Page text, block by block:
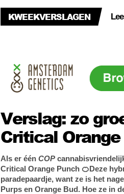
KWEEKVERSLAGEN
Verslag: zo
Critical
Als er één COP
Critical Orange Punch 🍊Deze
paradepaardje, want ze is het
Purps en Orange Bud. Hoe ze in